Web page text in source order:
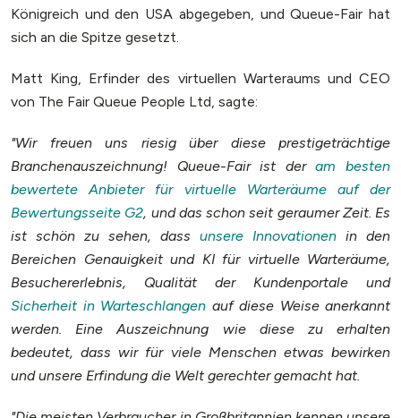
Königreich und den USA abgegeben, und Queue-Fair hat
sich an die Spitze gesetzt.
Matt King, Erfinder des virtuellen Warteraums und CEO
von The Fair Queue People Ltd, sagte:
"Wir freuen uns riesig über diese prestigeträchtige
Branchenauszeichnung! Queue-Fair ist deram besten
bewertete Anbieter für virtuelle Warteräume auf der
Bewertungsseite G2, und das schon seit geraumer Zeit. Es
ist schön zu sehen, dass unsere Innovationen in den
Bereichen Genauigkeit und KI für virtuelle Warteräume,
Besuchererlebnis, Qualität der Kundenportale und
Sicherheit in Warteschlangen auf diese Weise anerkannt
werden. Eine Auszeichnung wie diese zu erhalten
bedeutet, dass wir für viele Menschen etwas bewirken
und unsere Erfindung die Welt gerechter gemacht hat.